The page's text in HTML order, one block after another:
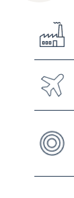
Technical